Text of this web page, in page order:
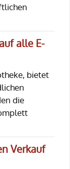
alle E-
bietet
die
Verkauf